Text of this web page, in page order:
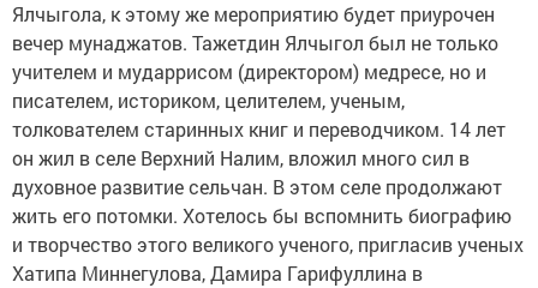
Ялчыгола, к этому же мероприятию будет приурочен
вечер мунаджатов. Тажетдин Ялчыгол был не только
учителем и мударрисом (директором) медресе, но и
писателем, историком, целителем, ученым,
толкователем старинных книг и переводчиком. 14 лет
он жил в селе Верхний Налим, вложил много сил в
духовное развитие сельчан. В этом селе продолжают
жить его потомки. Хотелось бы вспомнить биографию
и творчество этого великого ученого, пригласив ученых
Хатипа Миннегулова, Дамира Гарифуллина в